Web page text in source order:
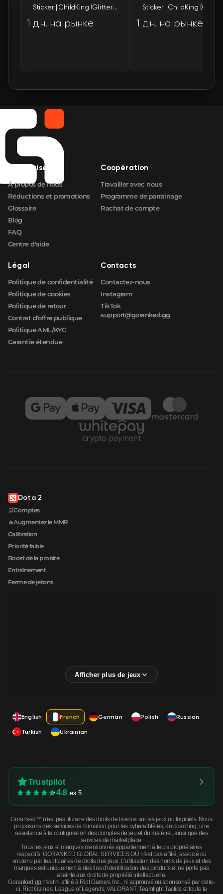
Entreprise
À propos de nous
Réductions et promotions
Glossaire
Blog
FAQ
Centre d'aide
Coopération
Travailler avec nous
Programme de parrainage
Rachat de compte
Légal
Politique de confidentialité
Politique de cookies
Politique de retour
Contrat d'offre publique
Politique AML/KYC
Garantie étendue
Contacts
Contactez-nous
Instagram
TikTok
support@goranked.gg
Dota 2
🛒Comptes
🔥Augmentez le MMR
Calibration
Priorité faible
Boost de la probité
Entraînement
Ferme de jetons
English French German Polish
Russian
Turkish
Ukrainian
Trustpilot
4.8 из 5
Goranked™ n'est pas titulaire des droits de licence sur les jeux ou logiciels. Nous
proposons des services de formation pour les cyberathlètes, du coaching, une
assistance à la configuration des comptes de jeu et du matériel, ainsi que des
services de marketplace.
Tous les jeux et marques mentionnés appartiennent à leurs propriétaires
respectifs. GORANKED GLOBAL SERVICES OÜ n'est pas affilié, associé ou
soutenu par les titulaires de droits des jeux. L'utilisation des noms de jeux et des
marques est uniquement à des fins d'identification des produits et ne porte pas
atteinte aux droits de propriété intellectuelle.
Goranked.gg n'est ni affilié à Riot Games, Inc., ni approuvé ou sponsorisé par celle-
ci. Riot Games, League of Legends, VALORANT, Teamfight Tactics et toute la